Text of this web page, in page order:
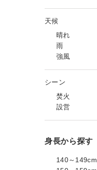
天候
晴れ
雨
強風
シーン
焚火
設営
身長から探す
140～149cm